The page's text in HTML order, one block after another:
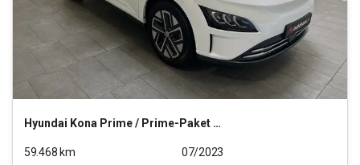
Hyundai Kona Prime / Prime-Paket Elektro 2WD
59.468 km
07/2023